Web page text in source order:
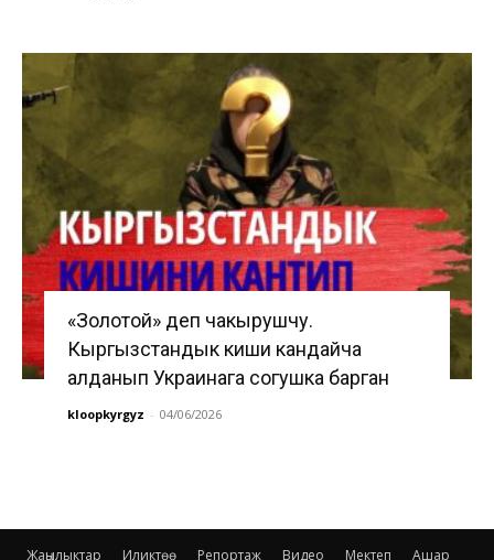
«Золотой» деп чакырушчу.
Кыргызстандык киши кандайча
алданып Украинага согушка барган
kloopkyrgyz - 04/06/2026
Жаңылыктар Иликтөө Репортаж Видео Мектеп Ашар